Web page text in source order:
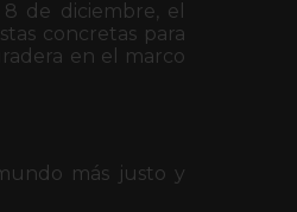
de diciembre, el
concretas para
en el marco
más justo y